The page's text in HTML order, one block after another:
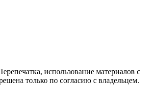
использование материалов с
только по согласию с владельцем.